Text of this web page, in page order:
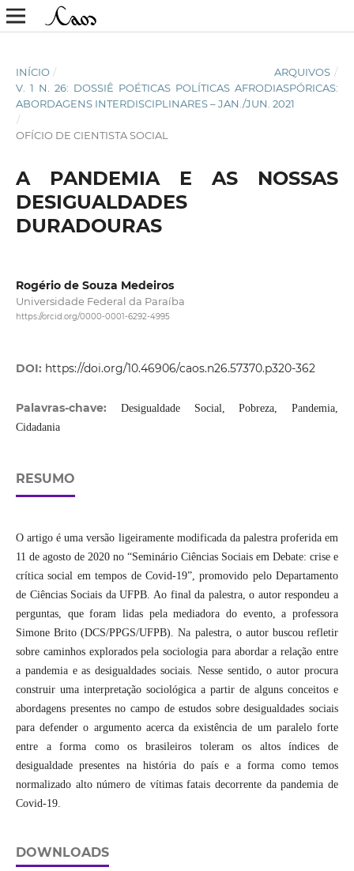
INÍCIO / ARQUIVOS /
V. 1 N. 26: DOSSIÊ POÉTICAS POLÍTICAS AFRODIASPÓRICAS:
ABORDAGENS INTERDISCIPLINARES – JAN./JUN. 2021
/
OFÍCIO DE CIENTISTA SOCIAL
A PANDEMIA E AS NOSSAS
DESIGUALDADES
DURADOURAS
Rogério de Souza Medeiros
Universidade Federal da Paraíba
https://orcid.org/0000-0001-6292-4995
DOI: https://doi.org/10.46906/caos.n26.57370.p320-362
Palavras-chave:
Desigualdade Social, Pobreza, Pandemia,
Cidadania
RESUMO
O artigo é uma versão ligeiramente modificada da palestra proferida em
11 de agosto de 2020 no “Seminário Ciências Sociais em Debate: crise e
crítica social em tempos de Covid-19”, promovido pelo Departamento
de Ciências Sociais da UFPB. Ao final da palestra, o autor respondeu a
perguntas, que foram lidas pela mediadora do evento, a professora
Simone Brito (DCS/PPGS/UFPB). Na palestra, o autor buscou refletir
sobre caminhos explorados pela sociologia para abordar a relação entre
a pandemia e as desigualdades sociais. Nesse sentido, o autor procura
construir uma interpretação sociológica a partir de alguns conceitos e
abordagens presentes no campo de estudos sobre desigualdades sociais
para defender o argumento acerca da existência de um paralelo forte
entre a forma como os brasileiros toleram os altos índices de
desigualdade presentes na história do país e a forma como temos
normalizado alto número de vítimas fatais decorrente da pandemia de
Covid-19.
DOWNLOADS